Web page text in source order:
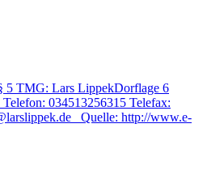
5 TMG: Lars LippekDorflage 6
034513256315 Telefax:
Quelle: http://www.e-